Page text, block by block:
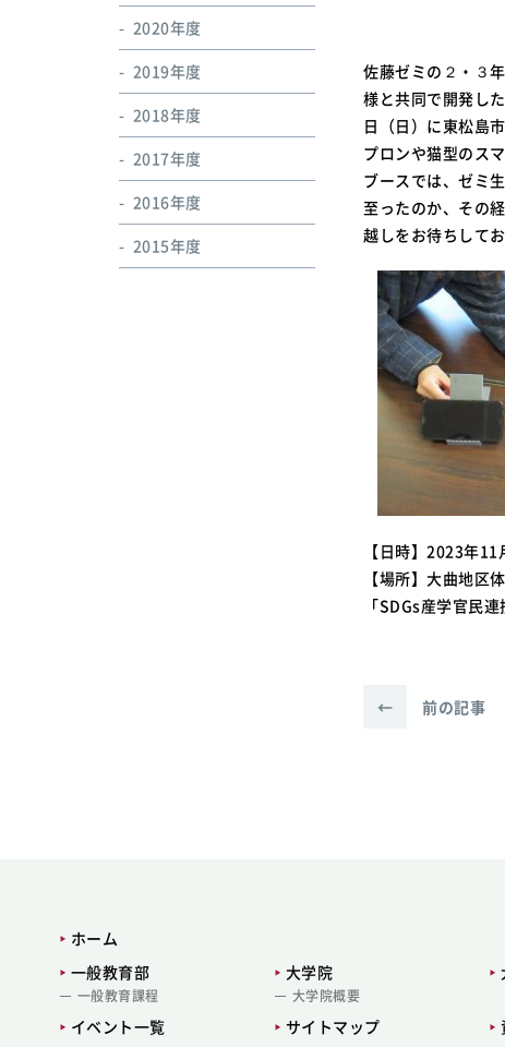
佐藤ゼミの２・３
様と共同で開発し
日（日）に東松島
プロンや猫型のス
ブースでは、ゼミ
至ったのか、その
越しをお待ちしてお
【日時】2023年11
【場所】大曲地区
「SDGs産学官民
← 前の記事
2020年度
2019年度
2018年度
2017年度
2016年度
2015年度
ホーム
一般教育部
一般教育課程
大学院
大学院概要
イベント一覧 サイトマップ